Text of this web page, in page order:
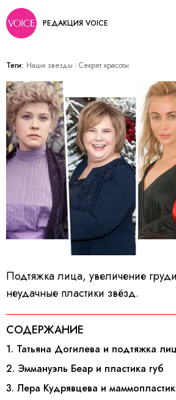
РЕДАКЦИЯ VOICE
Теги: Наши звезды Секрет красоты
Подтяжка лица, увеличение
неудачные пластики звёзд.
СОДЕРЖАНИЕ
1. Татьяна Догилева и подтяжка
2. Эммануэль Беар и пластика губ
3. Лера Кудрявцева и